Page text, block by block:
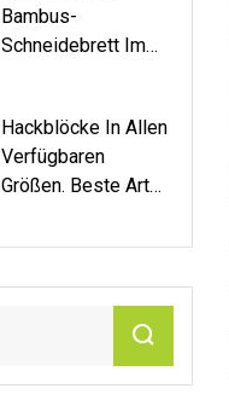
Bambus-
Schneidebrett Im
Schneidebrett Mit
Tropfrille
Hackblöcke In Allen
Verfügbaren
Größen. Beste Art
Schwarzen
Schneidebrettern